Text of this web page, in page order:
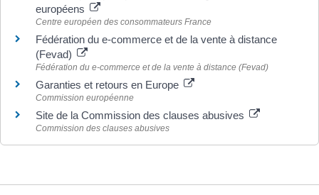
européens
Centre européen des consommateurs France
Fédération du e-commerce et de la vente à distance
(Fevad)
Fédération du e-commerce et de la vente à distance (Fevad)
Garanties et retours en Europe
Commission européenne
Site de la Commission des clauses abusives
Commission des clauses abusives